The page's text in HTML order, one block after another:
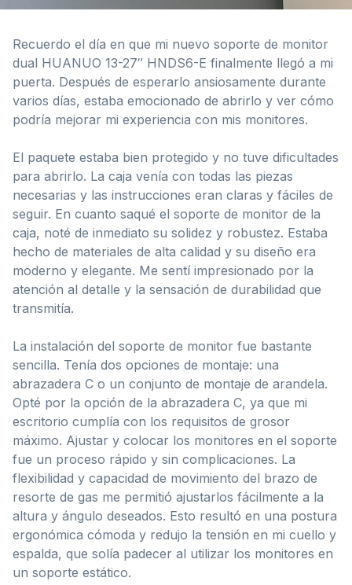
Recuerdo el día en que mi nuevo soporte de monitor
dual HUANUO 13-27″ HNDS6-E finalmente llegó a mi
puerta. Después de esperarlo ansiosamente durante
varios días, estaba emocionado de abrirlo y ver cómo
podría mejorar mi experiencia con mis monitores.
El paquete estaba bien protegido y no tuve dificultades
para abrirlo. La caja venía con todas las piezas
necesarias y las instrucciones eran claras y fáciles de
seguir. En cuanto saqué el soporte de monitor de la
caja, noté de inmediato su solidez y robustez. Estaba
hecho de materiales de alta calidad y su diseño era
moderno y elegante. Me sentí impresionado por la
atención al detalle y la sensación de durabilidad que
transmitía.
La instalación del soporte de monitor fue bastante
sencilla. Tenía dos opciones de montaje: una
abrazadera C o un conjunto de montaje de arandela.
Opté por la opción de la abrazadera C, ya que mi
escritorio cumplía con los requisitos de grosor
máximo. Ajustar y colocar los monitores en el soporte
fue un proceso rápido y sin complicaciones. La
flexibilidad y capacidad de movimiento del brazo de
resorte de gas me permitió ajustarlos fácilmente a la
altura y ángulo deseados. Esto resultó en una postura
ergonómica cómoda y redujo la tensión en mi cuello y
espalda, que solía padecer al utilizar los monitores en
un soporte estático.